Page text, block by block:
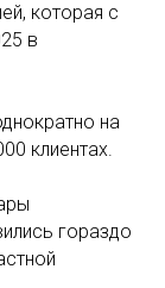
которая с
в
на
клиентах.
гораздо